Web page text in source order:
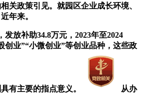
关政策引见。就园区企业成长环境、
年来。
放补助34.8万元，2023年至2024
创业”“小微创业”等创业品种，这些政
有主要的指点意义。
从办